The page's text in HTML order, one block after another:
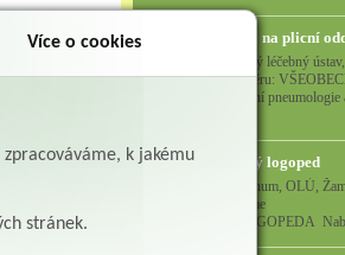
Všeobecná sestra na plicní
Albertinum, odborný léčebný
do pracovního poměru:
SESTRA na oddělení pneumologie
Logoped/klinický logoped
Albertinum, OLÚ,
přijme
KLINICKÉHO LOGOPEDA
Více o cookies
k jakému
stránek.